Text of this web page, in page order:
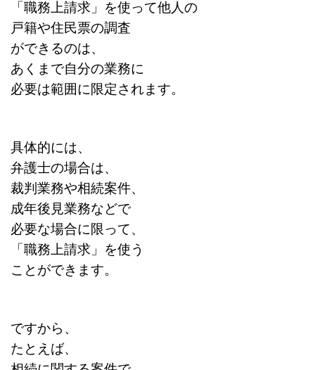
「職務上請求」を使って他人の
戸籍や住民票の調査
ができるのは、
あくまで自分の業務に
必要は範囲に限定されます。
具体的には、
弁護士の場合は、
裁判業務や相続案件、
成年後見業務などで
必要な場合に限って、
「職務上請求」を使う
ことができます。
ですから、
たとえば、